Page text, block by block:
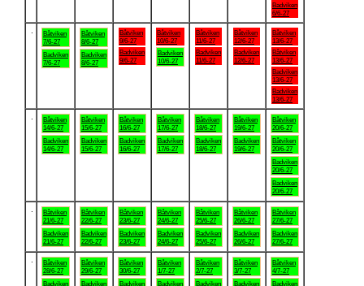
Badviken
6/6-27
Båtviken
7/6-27
Badviken
7/6-27
Båtviken
8/6-27
Badviken
8/6-27
Båtviken
9/6-27
Badviken
9/6-27
Båtviken
10/6-27
Badviken
10/6-27
Båtviken
11/6-27
Badviken
11/6-27
Båtviken
12/6-27
Badviken
12/6-27
Båtviken
13/6-27
Båtviken
13/6-27
Badviken
13/6-27
Badviken
13/6-27
Båtviken
14/6-27
Badviken
14/6-27
Båtviken
15/6-27
Badviken
15/6-27
Båtviken
16/6-27
Badviken
16/6-27
Båtviken
17/6-27
Badviken
17/6-27
Båtviken
18/6-27
Badviken
18/6-27
Båtviken
19/6-27
Badviken
19/6-27
Båtviken
20/6-27
Båtviken
20/6-27
Badviken
20/6-27
Badviken
20/6-27
Båtviken
21/6-27
Badviken
21/6-27
Båtviken
22/6-27
Badviken
22/6-27
Båtviken
23/6-27
Badviken
23/6-27
Båtviken
24/6-27
Badviken
24/6-27
Båtviken
25/6-27
Badviken
25/6-27
Båtviken
26/6-27
Badviken
26/6-27
Båtviken
27/6-27
Badviken
27/6-27
Båtviken
28/6-27
Badviken
Båtviken
29/6-27
Badviken
Båtviken
30/6-27
Badviken
Båtviken
1/7-27
Badviken
Båtviken
2/7-27
Badviken
Båtviken
3/7-27
Badviken
Båtviken
4/7-27
Badviken